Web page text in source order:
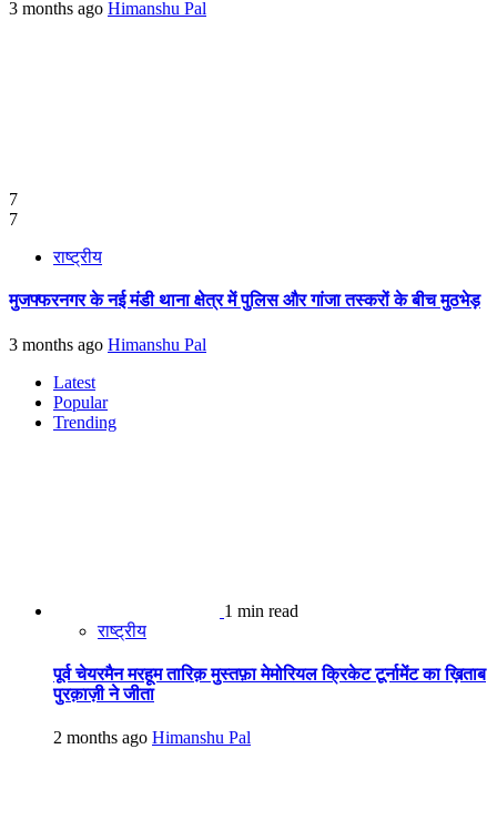
3 months ago Himanshu Pal
7
7
राष्ट्रीय
मुजफ्फरनगर के नई मंडी थाना क्षेत्र में पुलिस और गांजा तस्करों के बीच मुठभेड़
3 months ago Himanshu Pal
Latest
Popular
Trending
1 min read
राष्ट्रीय
पूर्व चेयरमैन मरहूम तारिक़ मुस्तफ़ा मेमोरियल क्रिकेट टूर्नामेंट का ख़िताब
पुरक़ाज़ी ने जीता
2 months ago Himanshu Pal